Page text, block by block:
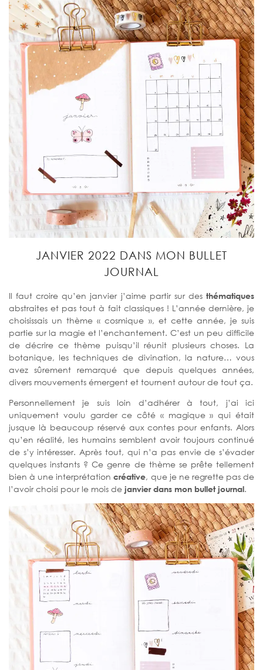
JANVIER 2022 DANS MON BULLET
JOURNAL
Il faut croire qu’en janvier j’aime partir sur des thématiques
abstraites et pas tout à fait classiques ! L’année dernière, je
choisissais un thème « cosmique », et cette année, je suis
partie sur la magie et l’enchantement. C’est un peu difficile
de décrire ce thème puisqu’il réunit plusieurs choses. La
botanique, les techniques de divination, la nature… vous
avez sûrement remarqué que depuis quelques années,
divers mouvements émergent et tournent autour de tout ça.
Personnellement je suis loin d’adhérer à tout, j’ai ici
uniquement voulu garder ce côté « magique » qui était
jusque là beaucoup réservé aux contes pour enfants. Alors
qu’en réalité, les humains semblent avoir toujours continué
de s’y intéresser. Après tout, qui n’a pas envie de s’évader
quelques instants ? Ce genre de thème se prête tellement
bien à une interprétationcréative, que je ne regrette pas de
l’avoir choisi pour le mois de janvier dans mon bullet journal.